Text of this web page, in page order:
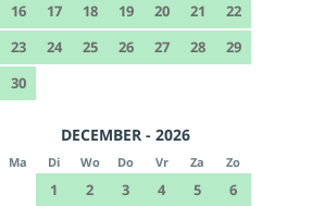
16
17 18 19 20 21
22
23
24 25 26 27 28
29
30
DECEMBER - 2026
Ma Di Wo Do Vr Za Zo
1 2 3 4 5
6